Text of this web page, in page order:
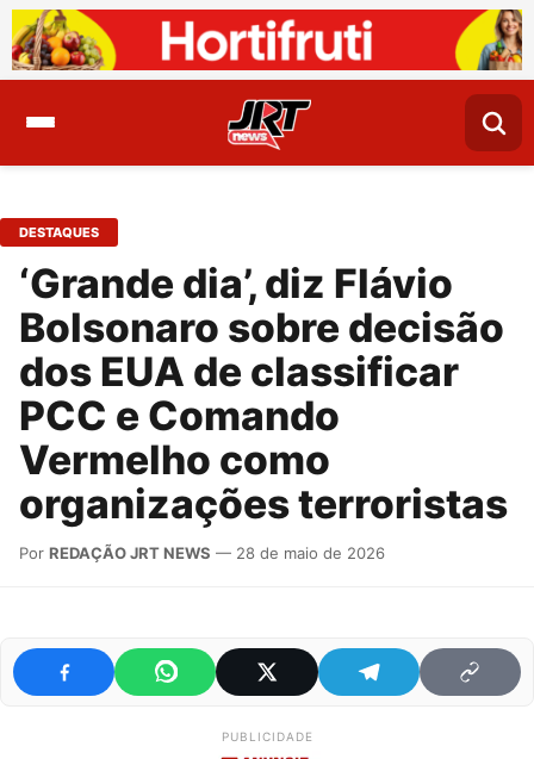
DESTAQUES
‘Grande dia’, diz Flávio
Bolsonaro sobre decisão
dos EUA de classificar
PCC e Comando
Vermelho como
organizações terroristas
Por REDAÇÃO JRT NEWS — 28 de maio de 2026
PUBLICIDADE